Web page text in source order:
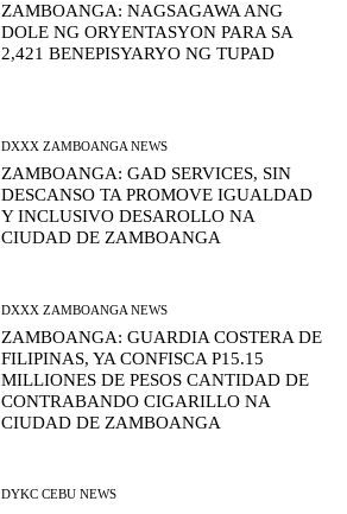
ZAMBOANGA: NAGSAGAWA ANG
DOLE NG ORYENTASYON PARA SA
2,421 BENEPISYARYO NG TUPAD
DXXX ZAMBOANGA NEWS
ZAMBOANGA: GAD SERVICES, SIN
DESCANSO TA PROMOVE IGUALDAD
Y INCLUSIVO DESAROLLO NA
CIUDAD DE ZAMBOANGA
DXXX ZAMBOANGA NEWS
ZAMBOANGA: GUARDIA COSTERA DE
FILIPINAS, YA CONFISCA P15.15
MILLIONES DE PESOS CANTIDAD DE
CONTRABANDO CIGARILLO NA
CIUDAD DE ZAMBOANGA
DYKC CEBU NEWS